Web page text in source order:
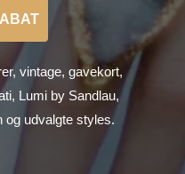
vintage, gavekort,
Lumi by Sandlau,
og udvalgte styles.